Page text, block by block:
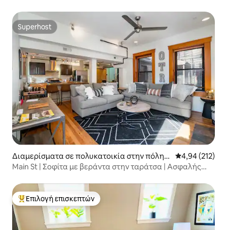
Superhost
Superhost
Διαμερίσματα σε πολυκατοικία στην πόλη
Over-The Rhine
Μέση
4,94 (212)
Main St | Σοφίτα με βεράντα στην ταράτσα | Ασφαλής
Κορυφαία επιλογή επισκεπτών
Επιλογή επισκεπτών